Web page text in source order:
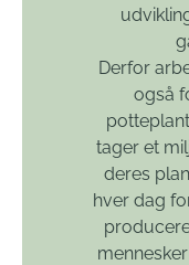
Derfor
også
tager et
deres
hver dag